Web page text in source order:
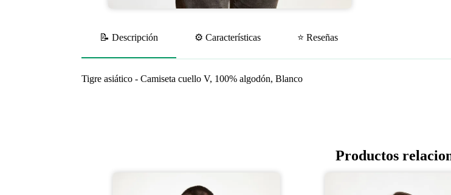
📝 Descripción ⚙️ Características ⭐ Reseñas
Tigre asiático - Camiseta cuello V, 100% algodón, Blanco
Productos